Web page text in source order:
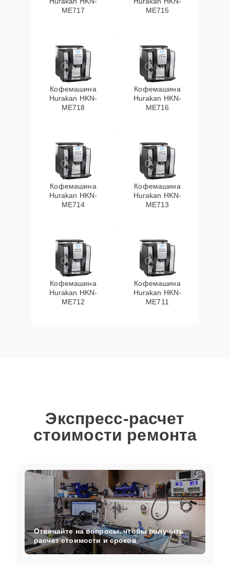
ME717
ME715
Кофемашина
Hurakan HKN-
ME718
Кофемашина
Hurakan HKN-
ME716
Кофемашина
Hurakan HKN-
ME714
Кофемашина
Hurakan HKN-
ME713
Кофемашина
Hurakan HKN-
ME712
Кофемашина
Hurakan HKN-
ME711
Экспресс-расчет
стоимости ремонта
Отвечайте на вопросы, чтобы получить
расчет стоимости и сроков